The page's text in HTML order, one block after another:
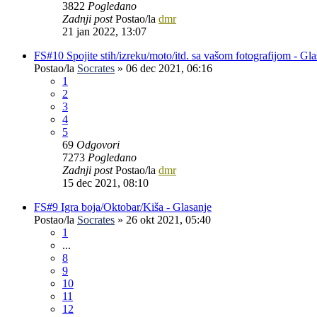
3822 Pogledano
Zadnji postPostao/la dmr
21 jan 2022, 13:07
FS#10 Spojite stih/izreku/moto/itd. sa vašom fotografijom -
Postao/la Socrates » 06 dec 2021, 06:16
1
2
3
4
5
69 Odgovori
7273 Pogledano
Zadnji postPostao/la dmr
15 dec 2021, 08:10
FS#9 Igra boja/Oktobar/Kiša - Glasanje
Postao/la Socrates » 26 okt 2021, 05:40
1
...
8
9
10
11
12